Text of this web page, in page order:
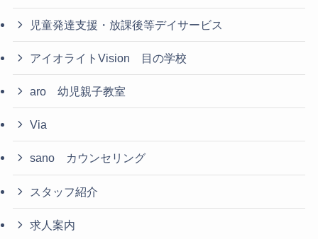
児童発達支援・放課後等デイサービス
アイオライトVision 目の学校
aro 幼児親子教室
Via
sano カウンセリング
スタッフ紹介
求人案内